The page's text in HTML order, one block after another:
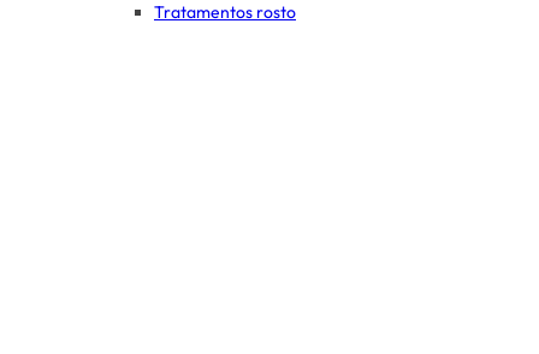
Tratamentos rosto